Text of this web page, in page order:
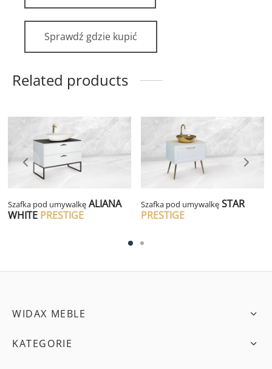
Sprawdź gdzie kupić
Related products
Szafka pod umywalkęALIANA
WHITE PRESTIGE
Szafka pod umywalkęSTAR
PRESTIGE
WIDAX MEBLE
KATEGORIE